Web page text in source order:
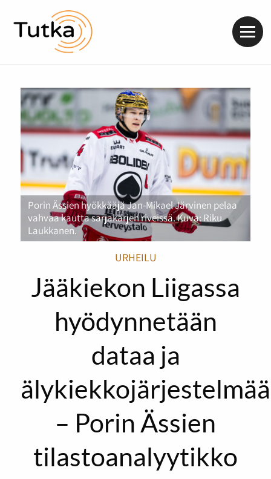
Porin Ässien hyökkääjä Jan-Mikael Järvinen pelaa
vahvaa kautta sarjakärjen riveissä. Kuva: Riku
Laukkanen.
URHEILU
Jääkiekon Liigassa
hyödynnetään
dataa ja
älykiekkojärjestelmää
– Porin Ässien
tilastoanalyytikko